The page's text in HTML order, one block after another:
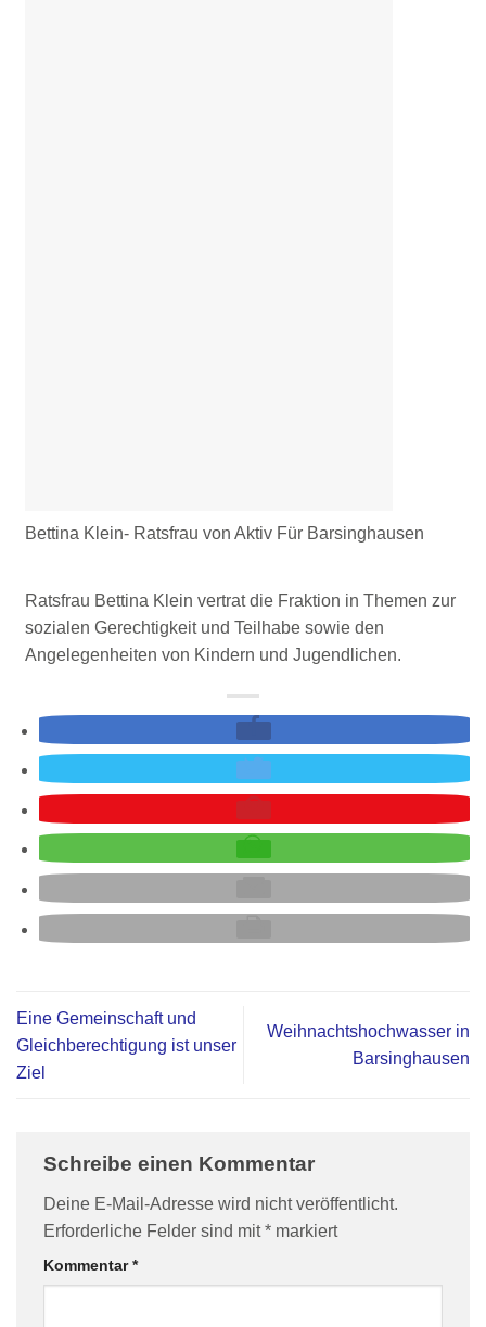
Bettina Klein- Ratsfrau von Aktiv Für Barsinghausen
Ratsfrau Bettina Klein vertrat die Fraktion in Themen zur
sozialen Gerechtigkeit und Teilhabe sowie den
Angelegenheiten von Kindern und Jugendlichen.
Eine Gemeinschaft und
Gleichberechtigung ist unser
Ziel
Weihnachtshochwasser in
Barsinghausen
Schreibe einen Kommentar
Deine E-Mail-Adresse wird nicht veröffentlicht.
Erforderliche Felder sind mit* markiert
Kommentar*